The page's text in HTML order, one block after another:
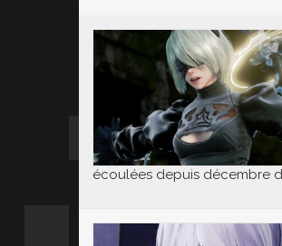
écoulées depuis décembre